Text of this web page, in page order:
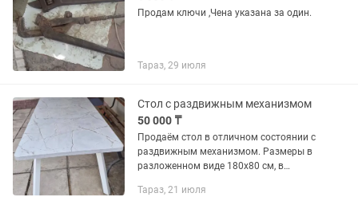
Продам ключи ,Чена указана за один.
Тараз, 29 июля
Стол с раздвижным механизмом
50 000 ₸
Продаём стол в отличном состоянии с
раздвижным механизмом. Размеры в
разложенном виде 180х80 см, в
см.
Тараз, 21 июля